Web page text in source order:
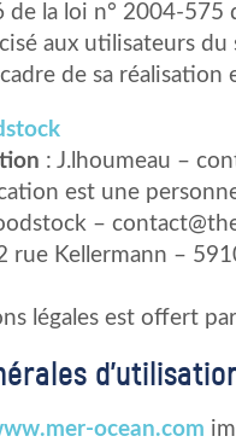
de la loi n° 2004-
aux utilisateurs du
de sa réalisation
: J.lhoumeau –
est une
–
rue Kellermann –
légales est offert
ocean.com